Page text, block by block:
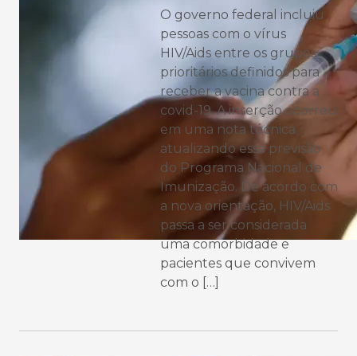
O governo federal incluiu
pessoas com o vírus
HIV/Aids entre os grupos
prioritários definidos para
receber a vacina contra a
covid-19. A inserção ocorreu
em uma nota técnica
atualizando essa previsão
do Programa Nacional de
Imunização. De acordo com
a nova orientação, HIV/Aids
passa a ser considerada
uma comorbidade e
pacientes que convivem
com o […]